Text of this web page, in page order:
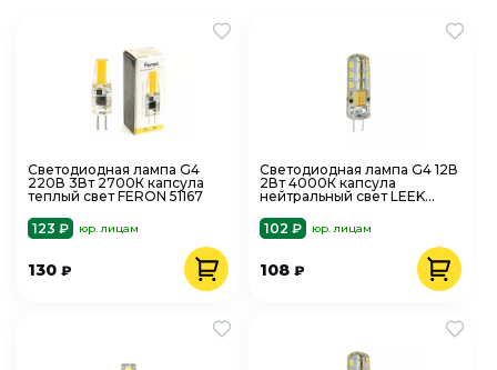
Светодиодная лампа G4
220В 3Вт 2700К капсула
теплый свет FERON 51167
123 ₽
юр. лицам
130 ₽
Светодиодная лампа G4 12В
2Вт 4000К капсула
нейтральный свет LEEK
102 ₽
юр. лицам
108₽